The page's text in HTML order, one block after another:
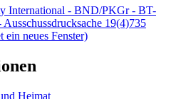
International - BND/PKGr - BT-
19(4)735
neues Fenster)
Heimat